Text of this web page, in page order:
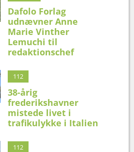
Dafolo Forlag
udnævner Anne
Marie Vinther
Lemuchi til
redaktionschef
112
38-årig
frederikshavner
mistede livet i
trafikulykke i Italien
112